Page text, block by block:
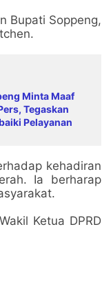
Bupati Soppeng,
Minta Maaf
Tegaskan
Pelayanan
kehadiran
Ia berharap
Ketua DPRD